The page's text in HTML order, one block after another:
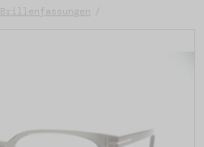
Brillenfassungen